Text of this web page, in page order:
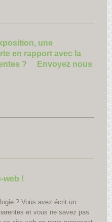
une
en rapport avec la
? Envoyez nous
web !
? Vous avez écrit un
et vous ne savez pas